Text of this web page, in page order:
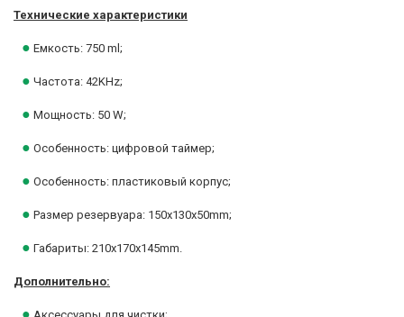
Технические характеристики
● Емкость: 750 ml;
● Частота: 42KHz;
● Мощность: 50 W;
● Особенность: цифровой таймер;
● Особенность: пластиковый корпус;
● Размер резервуара: 150х130х50mm;
● Габариты: 210х170х145mm.
Дополнительно:
●